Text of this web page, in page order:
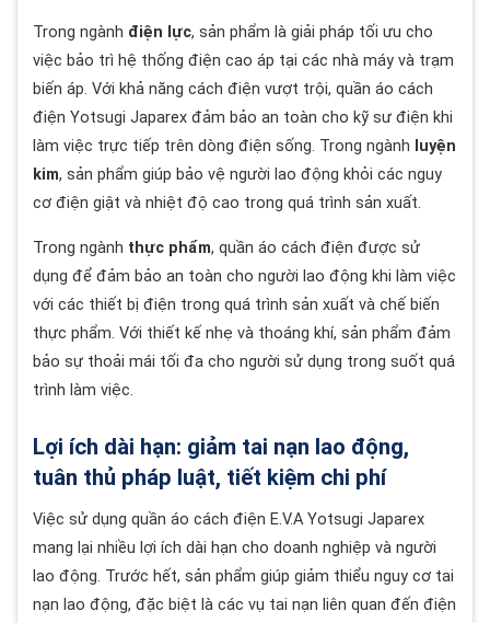
Trong ngành điện lực, sản phẩm là giải pháp tối ưu cho
việc bảo trì hệ thống điện cao áp tại các nhà máy và trạm
biến áp. Với khả năng cách điện vượt trội, quần áo cách
điện Yotsugi Japarex đảm bảo an toàn cho kỹ sư điện khi
làm việc trực tiếp trên dòng điện sống. Trong ngành luyện
kim, sản phẩm giúp bảo vệ người lao động khỏi các nguy
cơ điện giật và nhiệt độ cao trong quá trình sản xuất.
Trong ngành thực phẩm, quần áo cách điện được sử
dụng để đảm bảo an toàn cho người lao động khi làm việc
với các thiết bị điện trong quá trình sản xuất và chế biến
thực phẩm. Với thiết kế nhẹ và thoáng khí, sản phẩm đảm
bảo sự thoải mái tối đa cho người sử dụng trong suốt quá
trình làm việc.
Lợi ích dài hạn: giảm tai nạn lao động,
tuân thủ pháp luật, tiết kiệm chi phí
Việc sử dụng quần áo cách điện E.V.A Yotsugi Japarex
mang lại nhiều lợi ích dài hạn cho doanh nghiệp và người
lao động. Trước hết, sản phẩm giúp giảm thiểu nguy cơ tai
nạn lao động, đặc biệt là các vụ tai nạn liên quan đến điện